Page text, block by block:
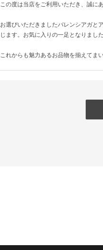
この度は当店をご利用いただき、誠に
お選びいただきましたバレンシアガと
じます。お気に入りの一足となりまし
これからも魅力あるお品物を揃えてま